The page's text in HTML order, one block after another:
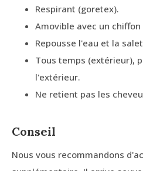
Respirant (goretex).
Amovible avec un chiffon
Repousse l'eau et la
Tous temps (extérieur),
l'extérieur.
Ne retient pas les
Conseil
Nous vous recommandons